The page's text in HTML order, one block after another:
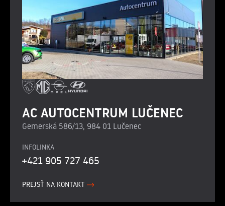
AC AUTOCENTRUM LUČENEC
Gemerská 586/13, 984 01 Lučenec
INFOLINKA
+421 905 727 465
PREJSŤ NA KONTAKT